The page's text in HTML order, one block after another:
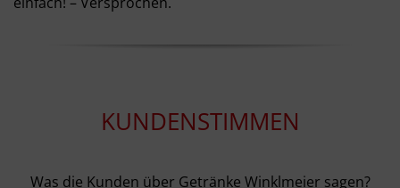
KUNDENSTIMMEN
Was die Kunden über Getränke Winklmeier sagen?